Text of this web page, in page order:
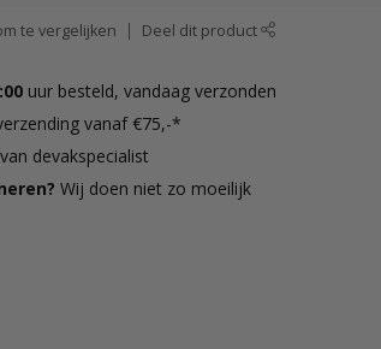
te vergelijken Deel dit product
uur besteld, vandaag verzonden
vanaf €75,-*
van devakspecialist
Wij doen niet zo moeilijk